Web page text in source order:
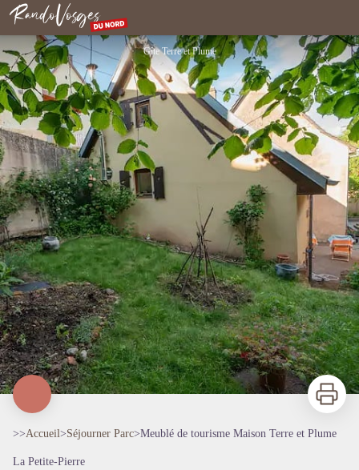
Rando Vosges du Nord
Meublé de tourisme Maison Terre et Plume
Gîte Terre et Plume
Imprimer
>>Accueil>Séjourner Parc>Meublé de tourisme Maison Terre et Plume
La Petite-Pierre